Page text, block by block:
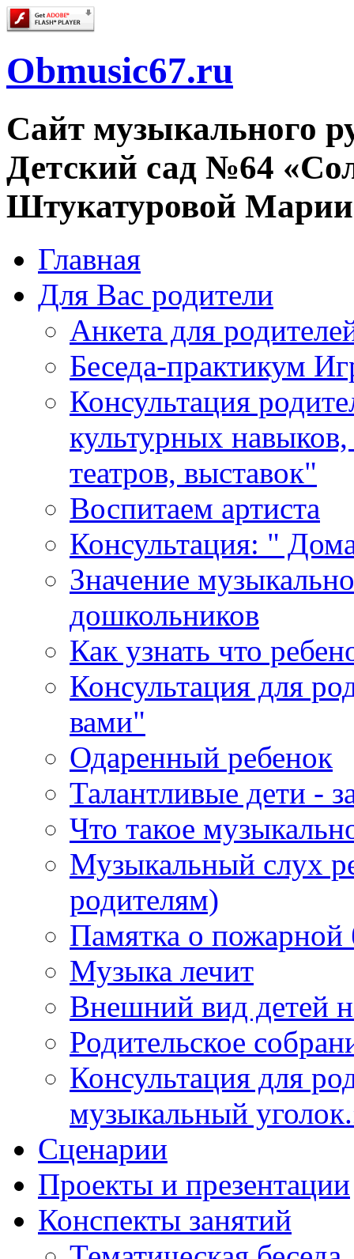
Obmusic67.ru
Сайт музыкального
Детский сад №64
Штукатуровой
Главная
Для Вас родители
Анкета для
Беседа-практикум
Консультация
культурных
театров, выставок"
Воспитаем артиста
Консультация: "
Значение
дошкольников
Как узнать что
Консультация для
вами"
Одаренный ребенок
Талантливые дети -
Что такое
Музыкальный слух
родителям)
Памятка о пожарной
Музыка лечит
Внешний вид детей
Родительское
Консультация для
музыкальный
Cценарии
Проекты и презентации
Конспекты занятий